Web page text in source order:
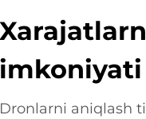
imkoniyati
Dronlarni aniqlash